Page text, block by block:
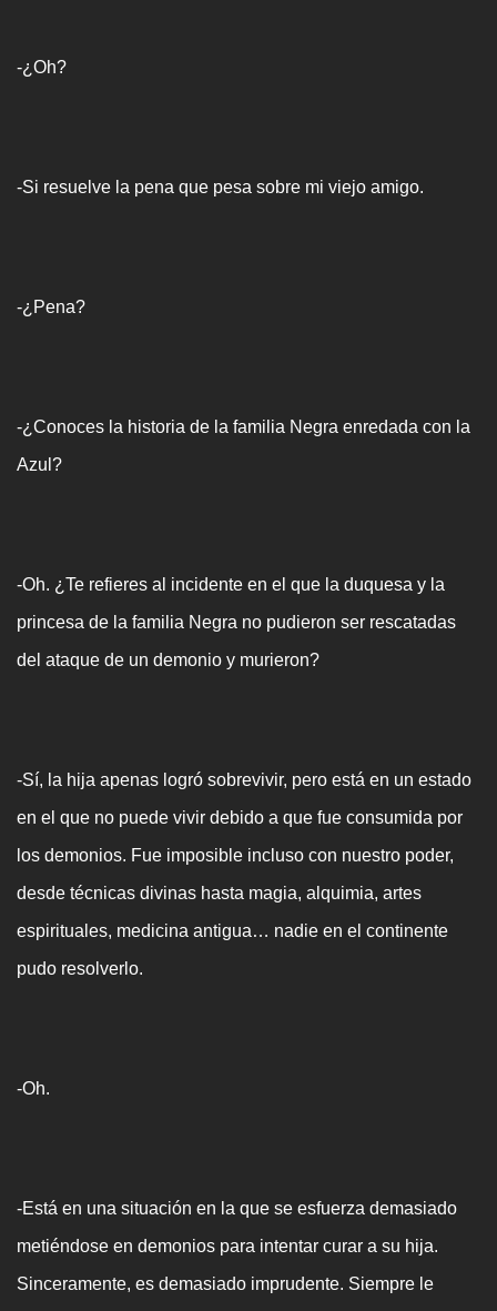
-¿Oh?
-Si resuelve la pena que pesa sobre mi viejo amigo.
-¿Pena?
-¿Conoces la historia de la familia Negra enredada con la
Azul?
-Oh. ¿Te refieres al incidente en el que la duquesa y la
princesa de la familia Negra no pudieron ser rescatadas
del ataque de un demonio y murieron?
-Sí, la hija apenas logró sobrevivir, pero está en un estado
en el que no puede vivir debido a que fue consumida por
los demonios. Fue imposible incluso con nuestro poder,
desde técnicas divinas hasta magia, alquimia, artes
espirituales, medicina antigua… nadie en el continente
pudo resolverlo.
-Oh.
-Está en una situación en la que se esfuerza demasiado
metiéndose en demonios para intentar curar a su hija.
Sinceramente, es demasiado imprudente. Siempre le